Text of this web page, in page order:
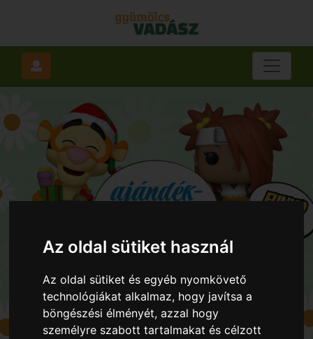
Az oldal sütiket használ
Az oldal sütiket és egyéb nyomkövető
technológiákat alkalmaz, hogy javítsa a
böngészési élményét, azzal hogy
személyre szabott tartalmakat és célzott